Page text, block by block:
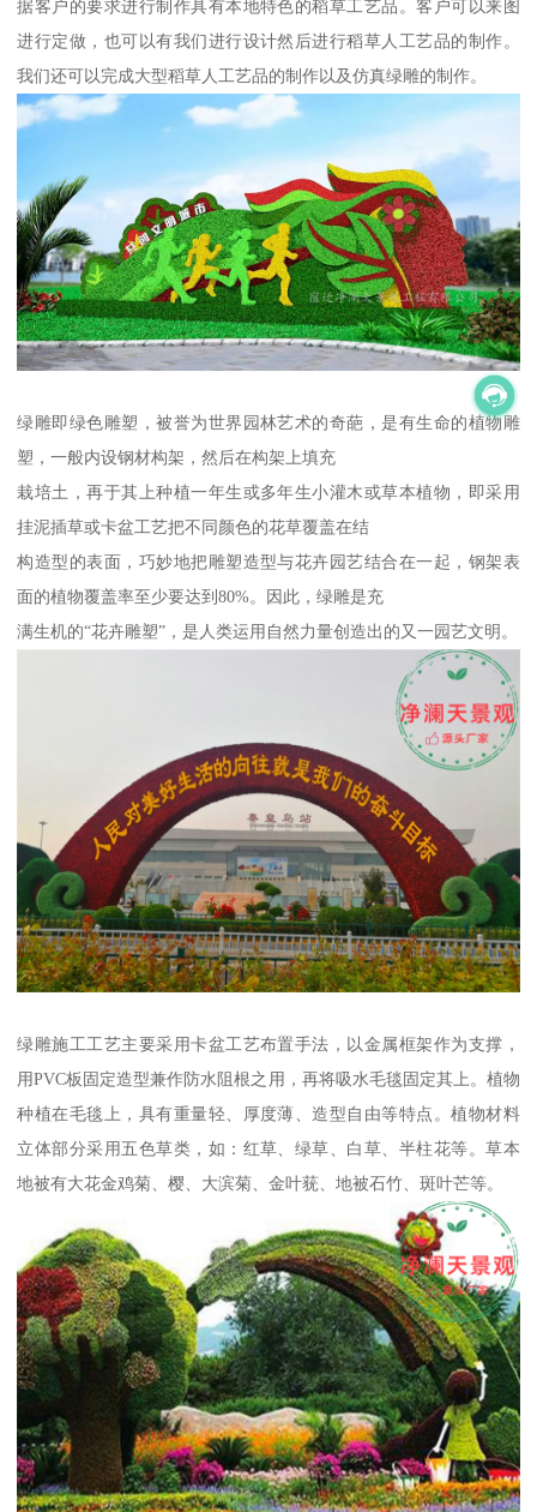
据客户的要求进行制作具有本地特色的稻草工艺品。客户可以来图
进行定做，也可以有我们进行设计然后进行稻草人工艺品的制作。
我们还可以完成大型稻草人工艺品的制作以及仿真绿雕的制作。
绿雕即绿色雕塑，被誉为世界园林艺术的奇葩，是有生命的植物雕
塑，一般内设钢材构架，然后在构架上填充
栽培土，再于其上种植一年生或多年生小灌木或草本植物，即采用
挂泥插草或卡盆工艺把不同颜色的花草覆盖在结
构造型的表面，巧妙地把雕塑造型与花卉园艺结合在一起，钢架表
面的植物覆盖率至少要达到80%。因此，绿雕是充
满生机的“花卉雕塑”，是人类运用自然力量创造出的又一园艺文明。
绿雕施工工艺主要采用卡盆工艺布置手法，以金属框架作为支撑，
用PVC板固定造型兼作防水阻根之用，再将吸水毛毯固定其上。植物
种植在毛毯上，具有重量轻、厚度薄、造型自由等特点。植物材料
立体部分采用五色草类，如：红草、绿草、白草、半柱花等。草本
地被有大花金鸡菊、樱、大滨菊、金叶莸、地被石竹、斑叶芒等。